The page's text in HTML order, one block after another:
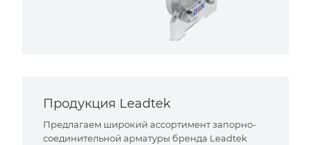
Продукция Leadtek
Предлагаем широкий ассортимент запорно-
соединительной арматуры бренда Leadtek